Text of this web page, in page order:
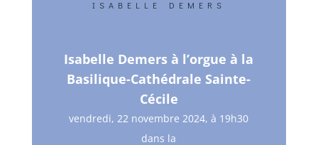
ISABELLE DEMERS
Isabelle Demers à l’orgue à la
Basilique-Cathédrale Sainte-
Cécile
vendredi, 22 novembre 2024, à 19h30
dans la